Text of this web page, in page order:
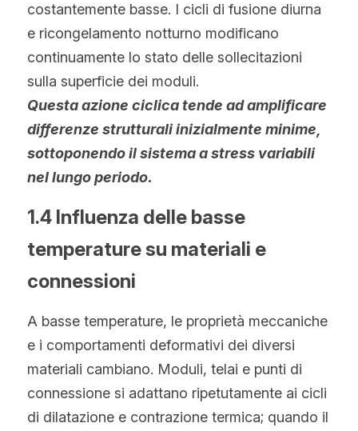
costantemente basse. I cicli di fusione diurna
e ricongelamento notturno modificano
continuamente lo stato delle sollecitazioni
sulla superficie dei moduli.
Questa azione ciclica tende ad amplificare
differenze strutturali inizialmente minime,
sottoponendo il sistema a stress variabili
nel lungo periodo.
1.4 Influenza delle basse
temperature su materiali e
connessioni
A basse temperature, le proprietà meccaniche
e i comportamenti deformativi dei diversi
materiali cambiano. Moduli, telai e punti di
connessione si adattano ripetutamente ai cicli
di dilatazione e contrazione termica; quando il